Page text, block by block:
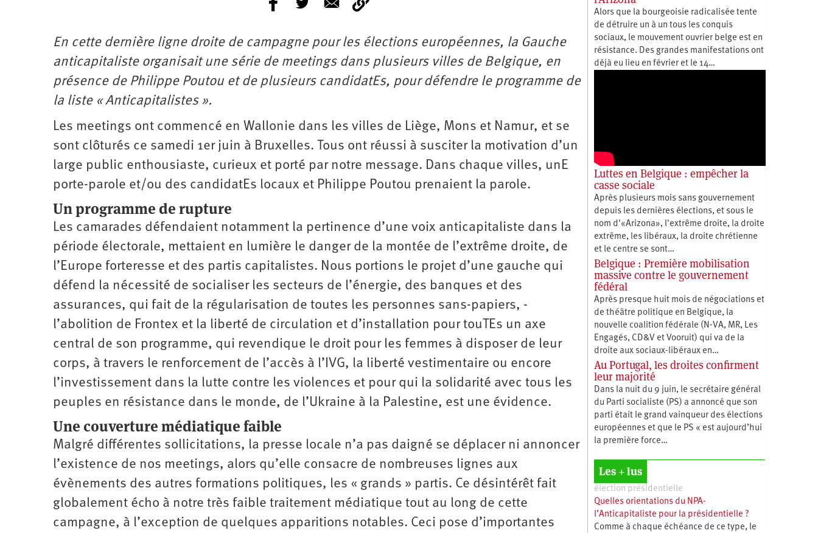
En cette dernière ligne droite de campagne pour les élections européennes, la Gauche
anticapitaliste organisait une série de meetings dans plusieurs villes de Belgique, en
présence de Philippe Poutou et de plusieurs candidatEs, pour défendre le programme de
la liste « Anticapitalistes ».
Les meetings ont commencé en Wallonie dans les villes de Liège, Mons et Namur, et se
sont clôturés ce samedi 1er juin à Bruxelles. Tous ont réussi à susciter la motivation d’un
large public enthousiaste, curieux et porté par notre message. Dans chaque villes, unE
porte-parole et/ou des candidatEs locaux et Philippe Poutou prenaient la parole.
Un programme de rupture
Les camarades défendaient notamment la pertinence d’une voix anticapitaliste dans la
période électorale, mettaient en lumière le danger de la montée de l’extrême droite, de
l’Europe forteresse et des partis capitalistes. Nous portions le projet d’une gauche qui
défend la nécessité de socialiser les secteurs de l’énergie, des banques et des
assurances, qui fait de la régularisation de toutes les personnes sans-papiers, ­
l’abolition de Frontex et la liberté de circulation et d’installation pour touTEs un axe
central de son programme, qui revendique le droit pour les femmes à disposer de leur
corps, à travers le renforcement de l’accès à l’IVG, la liberté vestimentaire ou encore
l’investissement dans la lutte contre les violences et pour qui la solidarité avec tous les
peuples en résistance dans le monde, de l’Ukraine à la Palestine, est une évidence.
Une couverture médiatique faible
Malgré différentes sollicitations, la presse locale n’a pas daigné se déplacer ni annoncer
l’existence de nos meetings, alors qu’elle consacre de nombreuses lignes aux
évènements des autres formations politiques, les « grands » partis. Ce désintérêt fait
globalement écho à notre très faible traitement médiatique tout au long de cette
campagne, à l’exception de quelques apparitions notables. Ceci pose d’importantes
Alors que la bourgeoisie radicalisée tente
de détruire un à un tous les conquis
sociaux, le mouvement ouvrier belge est en
résistance. Des grandes manifestations ont
déjà eu lieu en février et le 14…
Luttes en Belgique : empêcher la
casse sociale
Après plusieurs mois sans gouvernement
depuis les dernières élections, et sous le
nom d'«Arizona», l'extrême droite, la droite
extrême, les libéraux, la droite chrétienne
et le centre se sont…
Belgique : Première mobilisation
massive contre le gouvernement
fédéral
Après presque huit mois de négociations et
de théâtre politique en Belgique, la
nouvelle coalition fédérale (N-VA, MR, Les
Engagés, CD&V et Vooruit) qui va de la
droite aux sociaux-libéraux en…
Au Portugal, les droites confirment
leur majorité
Dans la nuit du 9 juin, le secrétaire général
du Parti socialiste (PS) a annoncé que son
parti était le grand vainqueur des élections
européennes et que le PS « est aujourd’hui
la première force…
Les + lus
élection présidentielle
Quelles orientations du NPA-
l’Anticapitaliste pour la présidentielle ?
Comme à chaque échéance de ce type, le